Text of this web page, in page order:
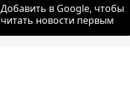
Добавить в Google, чтобы
читать новости первым